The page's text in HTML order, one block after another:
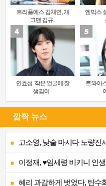
트리플에스 김채연, 개
그맨 김규..
엔믹스
안효섭 ‘작은 얼굴에 잘
생김이 ..
트와이
깜짝 뉴스
고소영, 낮술 마시다 노량진
이정재, ♥임세령 비키니 인
혜리 과감하게 벗었다, 탄수